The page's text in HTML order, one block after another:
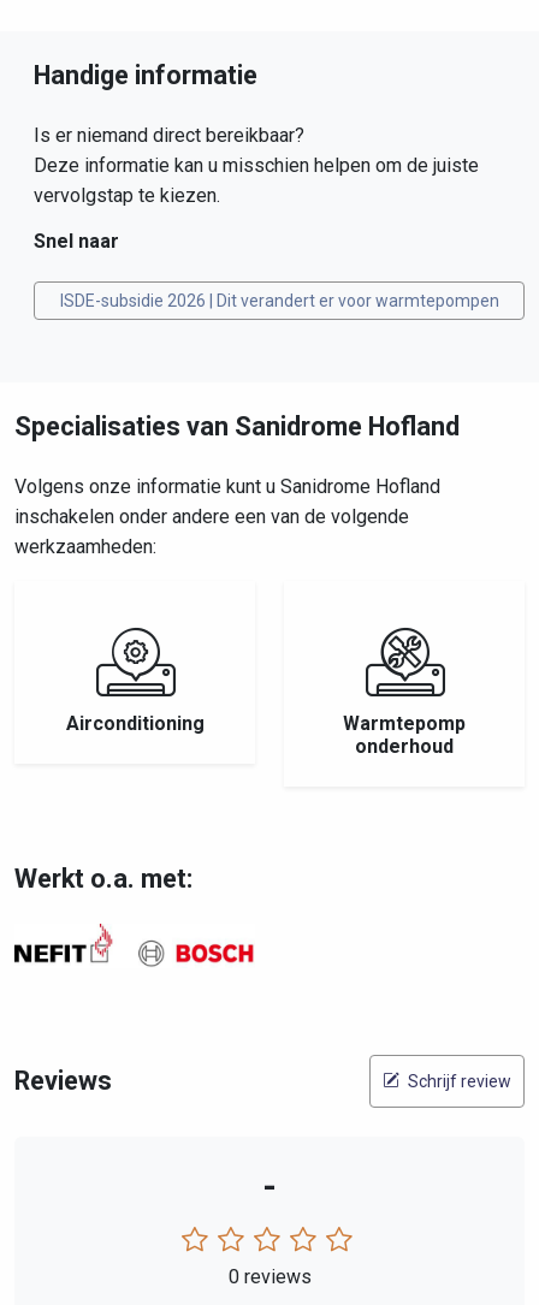
Handige informatie
Is er niemand direct bereikbaar?
Deze informatie kan u misschien helpen om de juiste
vervolgstap te kiezen.
Snel naar
ISDE-subsidie 2026 | Dit verandert er voor warmtepompen
Specialisaties van Sanidrome Hofland
Volgens onze informatie kunt u Sanidrome Hofland
inschakelen onder andere een van de volgende
werkzaamheden:
Airconditioning
Warmtepomp
onderhoud
Werkt o.a. met:
Reviews Schrijf review
-
0 reviews